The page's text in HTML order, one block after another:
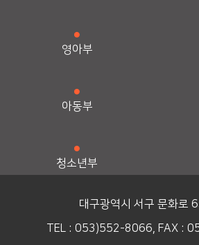
영아부
아동부
청소년부
대구광역시 서구 문화로
TEL : 053)552-8066, FAX :